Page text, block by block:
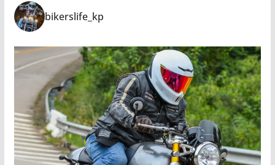
bikerslife_kp